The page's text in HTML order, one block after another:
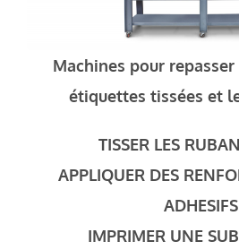
Machines pour
étiquettes tissées et
TISSER LES
APPLIQUER DES
ADHESIFS
IMPRIMER UNE